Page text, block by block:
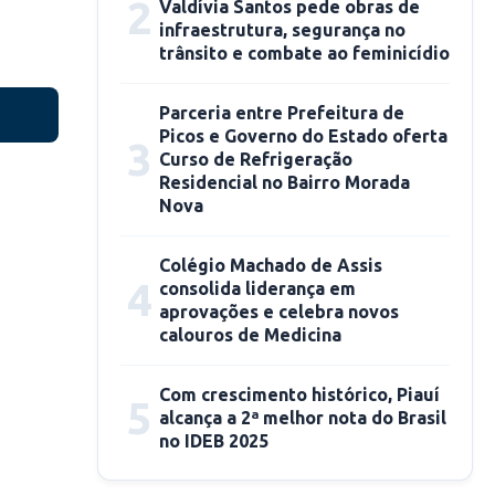
2 Valdívia Santos pede obras de
infraestrutura, segurança no
trânsito e combate ao feminicídio
3
Parceria entre Prefeitura de
Picos e Governo do Estado oferta
Curso de Refrigeração
Residencial no Bairro Morada
Nova
4
Colégio Machado de Assis
consolida liderança em
aprovações e celebra novos
calouros de Medicina
5 Com crescimento histórico, Piauí
alcança a 2ª melhor nota do Brasil
no IDEB 2025